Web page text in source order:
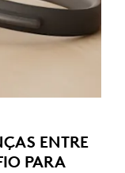
ENTRE
PARA